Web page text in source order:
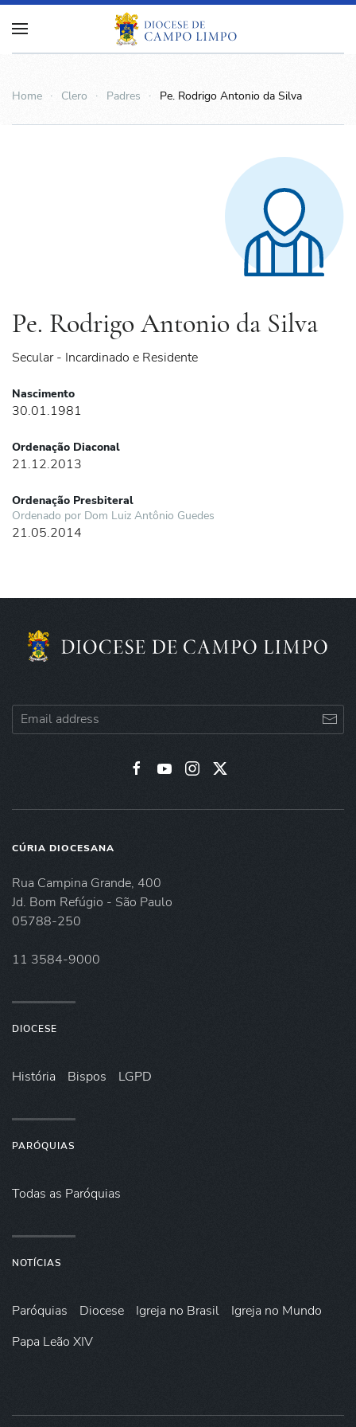
Home Clero Padres Pe. Rodrigo Antonio da Silva
Pe. Rodrigo Antonio da Silva
Secular - Incardinado e Residente
Nascimento
30.01.1981
Ordenação Diaconal
21.12.2013
Ordenação Presbiteral
Ordenado por Dom Luiz Antônio Guedes
21.05.2014
CÚRIA DIOCESANA
Rua Campina Grande, 400
Jd. Bom Refúgio - São Paulo
05788-250
11 3584-9000
DIOCESE
História Bispos LGPD
PARÓQUIAS
Todas as Paróquias
NOTÍCIAS
Paróquias Diocese Igreja no Brasil
Igreja no Mundo
Papa Leão XIV